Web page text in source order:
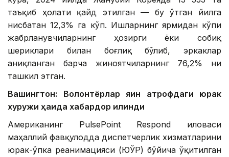
таъқиб ҳолати қайд этилган — бу ўтган йилга
нисбатан 12,3% га кўп. Ишларнинг ярмидан кўпи
жабрланувчиларнинг ҳозирги ёки собиқ
шериклари билан боғлиқ бўлиб, эркаклар
аниқланган барча жиноятчиларнинг 76,2% ни
ташкил этган.
Вашингтон: Волонтёрлар яқин атрофдаги юрак
хуружи ҳақида хабардор қилинди
Американинг PulsePoint Respond иловаси
маҳаллий фавқулодда диспетчерлик хизматларини
юрак-ўпка реанимацияси (ЮЎР) бўйича ўқитилган